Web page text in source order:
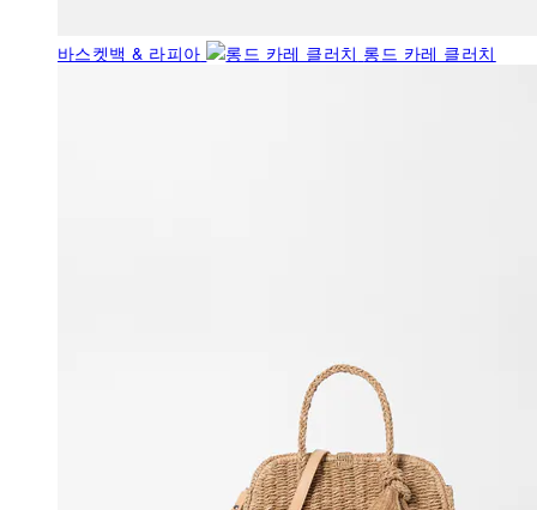
바스켓백 & 라피아 롱드 카레 클러치